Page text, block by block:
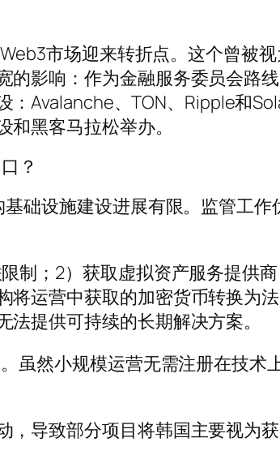
市场迎来转折点。这个曾被
影响：作为金融服务委员会路
Avalanche、TON、Ripple和
黑客马拉松举办。
？
础设施建设进展有限。监管工作
制；2）获取虚拟资产服务提供
运营中获取的加密货币转换为
提供可持续的长期解决方案。
虽然小规模运营无需注册在技术
导致部分项目将韩国主要视为